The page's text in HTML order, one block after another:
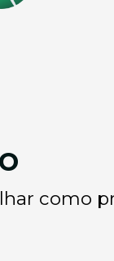
como